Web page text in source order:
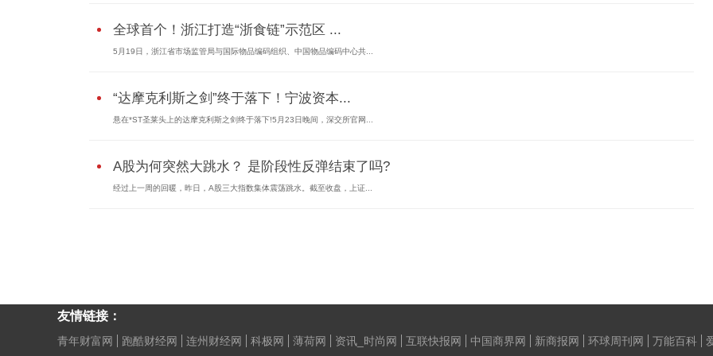
全球首个！浙江打造“浙食链”示范区 ...
5月19日，浙江省市场监管局与国际物品编码组织、中国物品编码中心共...
“达摩克利斯之剑”终于落下！宁波资本...
悬在*ST圣莱头上的达摩克利斯之剑终于落下!5月23日晚间，深交所官网...
A股为何突然大跳水？ 是阶段性反弹结束了吗?
经过上一周的回暖，昨日，A股三大指数集体震荡跳水。截至收盘，上证...
友情链接：
青年财富网 跑酷财经网 连州财经网 科极网 薄荷网 资讯_时尚网 互联快报网 中国商界网 新商报网 环球周刊网 万能百科